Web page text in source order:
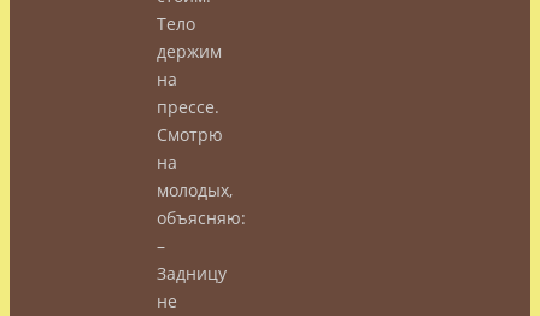
Тело
держим
на
прессе.
Смотрю
на
молодых,
объясняю:
–
Задницу
не